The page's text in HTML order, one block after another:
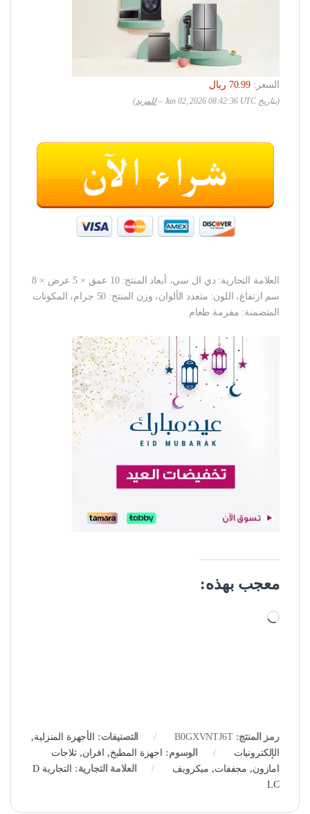
السعر:
‏70.99 ريال
(بتاريخ Jun 02, 2026 08:42:36 UTC – للمزيد)
العلامة التجارية: دي ال سي، أبعاد المنتج: 10 عمق × 5 عرض × 8
سم ارتفاع، اللون: متعدد الألوان، وزن المنتج: 50 جرام، المكونات
المتضمنة: مفرمة طعام
معجب بهذه:
جاري التحميل…
رمز المنتج:B0GXVNTJ6T التصنيفات: الأجهزة المنزلية,
الإلكترونيات
الوسوم: اجهزة المطبخ, افران,ثلاجات
امازون, مجففات, ميكرويف العلامة التجارية:
التجارية D
LC